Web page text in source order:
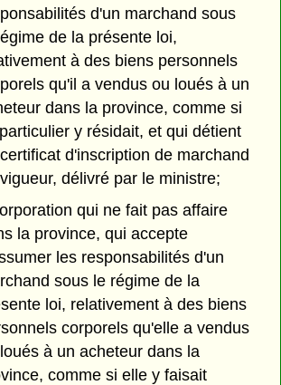
d'un marchand sous
de la présente loi,
à des biens personnels
qu'il a vendus ou loués à un
dans la province, comme si
y résidait, et qui détient
d'inscription de marchand
délivré par le ministre;
qui ne fait pas affaire
la province, qui accepte
les responsabilités d'un
sous le régime de la
loi, relativement à des biens
corporels qu'elle a vendus
à un acheteur dans la
comme si elle y faisait